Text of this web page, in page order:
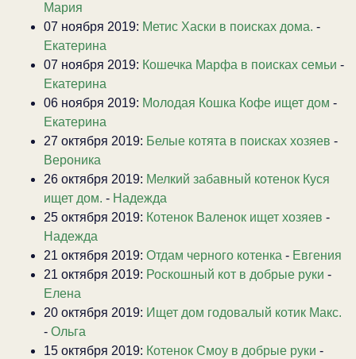
Мария
07 ноября 2019: Метис Хаски в поисках дома. -
Екатерина
07 ноября 2019: Кошечка Марфа в поисках семьи -
Екатерина
06 ноября 2019: Молодая Кошка Кофе ищет дом -
Екатерина
27 октября 2019: Белые котята в поисках хозяев -
Вероника
26 октября 2019: Мелкий забавный котенок Куся
ищет дом. - Надежда
25 октября 2019: Котенок Валенок ищет хозяев -
Надежда
21 октября 2019: Отдам черного котенка - Евгения
21 октября 2019: Роскошный кот в добрые руки -
Елена
20 октября 2019: Ищет дом годовалый котик Макс.
- Ольга
15 октября 2019: Котенок Смоу в добрые руки -